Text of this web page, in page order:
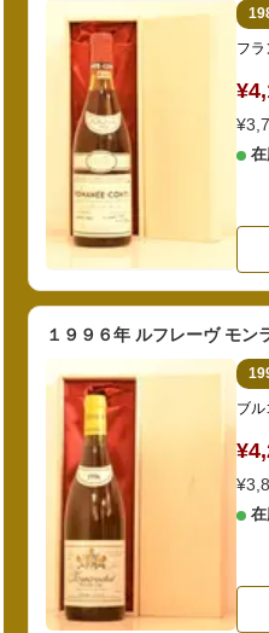
フ
１９９６年 ルフレーヴ モン
ブ